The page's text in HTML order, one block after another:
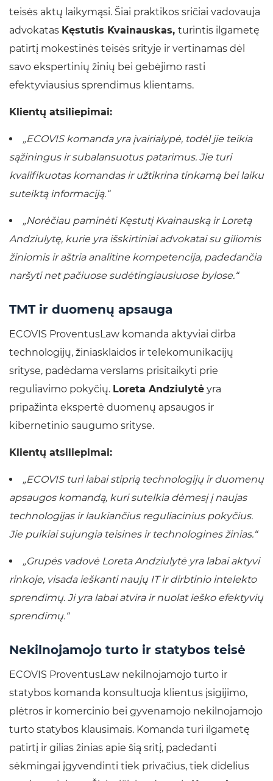
teisės aktų laikymąsi. Šiai praktikos sričiai vadovauja
advokatas Kęstutis Kvainauskas, turintis ilgametę
patirtį mokestinės teisės srityje ir vertinamas dėl
savo ekspertinių žinių bei gebėjimo rasti
efektyviausius sprendimus klientams.
Klientų atsiliepimai:
„ECOVIS komanda yra įvairialypė, todėl jie teikia
sąžiningus ir subalansuotus patarimus. Jie turi
kvalifikuotas komandas ir užtikrina tinkamą bei laiku
suteiktą informaciją.“
„Norėčiau paminėti Kęstutį Kvainauską ir Loretą
Andziulytę, kurie yra išskirtiniai advokatai su giliomis
žiniomis ir aštria analitine kompetencija, padedančia
naršyti net pačiuose sudėtingiausiuose bylose.“
TMT ir duomenų apsauga
ECOVIS ProventusLaw komanda aktyviai dirba
technologijų, žiniasklaidos ir telekomunikacijų
srityse, padėdama verslams prisitaikyti prie
reguliavimo pokyčių. Loreta Andziulytė yra
pripažinta ekspertė duomenų apsaugos ir
kibernetinio saugumo srityse.
Klientų atsiliepimai:
„ECOVIS turi labai stiprią technologijų ir duomenų
apsaugos komandą, kuri sutelkia dėmesį į naujas
technologijas ir laukiančius reguliacinius pokyčius.
Jie puikiai sujungia teisines ir technologines žinias.“
„Grupės vadovė Loreta Andziulytė yra labai aktyvi
rinkoje, visada ieškanti naujų IT ir dirbtinio intelekto
sprendimų. Ji yra labai atvira ir nuolat ieško efektyvių
sprendimų.“
Nekilnojamojo turto ir statybos teisė
ECOVIS ProventusLaw nekilnojamojo turto ir
statybos komanda konsultuoja klientus įsigijimo,
plėtros ir komercinio bei gyvenamojo nekilnojamojo
turto statybos klausimais. Komanda turi ilgametę
patirtį ir gilias žinias apie šią sritį, padedanti
sėkmingai įgyvendinti tiek privačius, tiek didelius